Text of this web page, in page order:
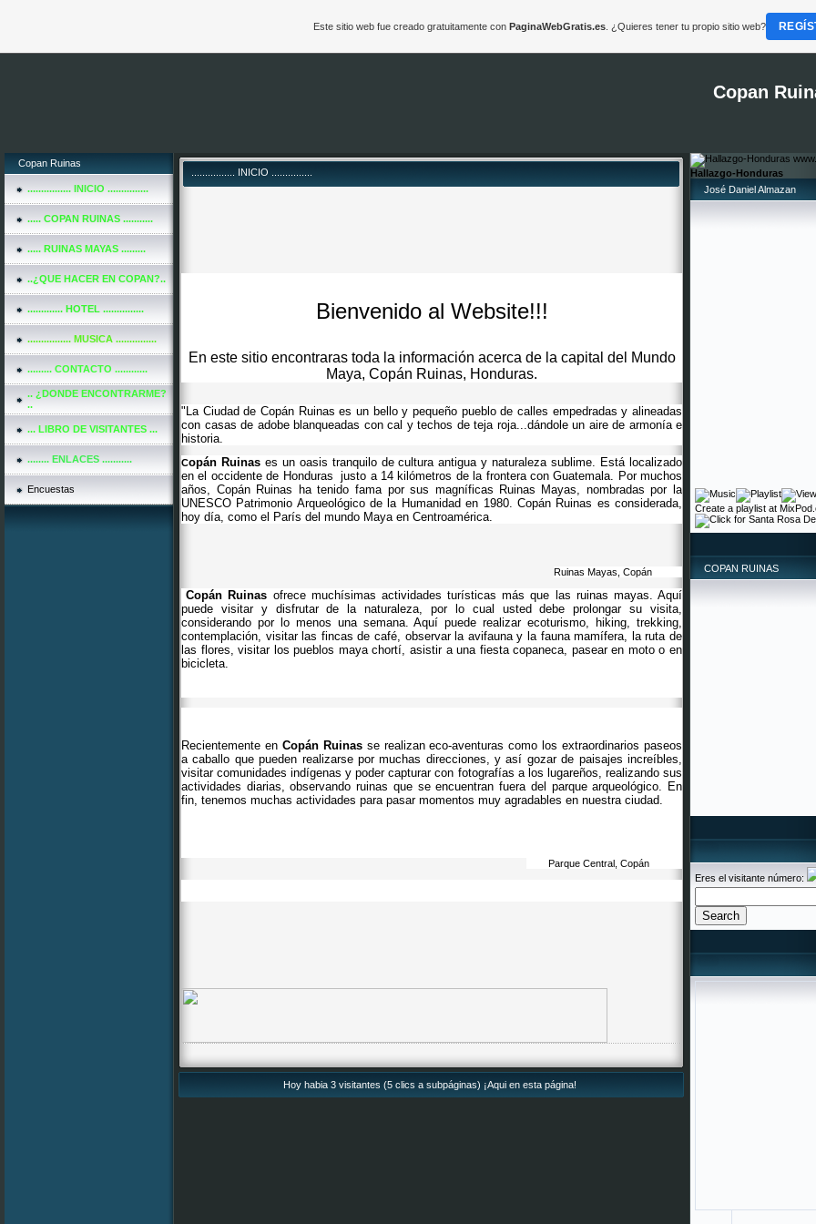
Copan
Copan Ruinas
................ INICIO ...............
..... COPAN RUINAS ...........
..... RUINAS MAYAS .........
..¿QUE HACER EN COPAN?..
............. HOTEL ...............
................ MUSICA ...............
......... CONTACTO ............
.. ¿DONDE ENCONTRARME?
..
... LIBRO DE VISITANTES ...
........ ENLACES ...........
Encuestas
................ INICIO ...............
Bienvenido al Website!!!
En este sitio encontraras toda la información acerca de la capital del Mundo
Maya, Copán Ruinas, Honduras.
"La Ciudad de Copán Ruinas es un bello y pequeño pueblo de calles empedradas y alineadas
con casas de adobe blanqueadas con cal y techos de teja roja...dándole un aire de armonía e
historia.
Copán Ruinases un oasis tranquilo de cultura antigua y naturaleza sublime. Está localizado
en el occidente de Honduras justo a 14 kilómetros de la frontera con Guatemala. Por muchos
años, Copán Ruinas ha tenido fama por sus magníficas Ruinas Mayas, nombradas por la
UNESCO Patrimonio Arqueológico de la Humanidad en 1980. Copán Ruinas es considerada,
hoy día, como el París del mundo Maya en Centroamérica.
Ruinas Mayas, Copán
Copán Ruinas ofrece muchísimas actividades turísticas más que las ruinas mayas. Aquí
puede visitar y disfrutar de la naturaleza, por lo cual usted debe prolongar su visita,
considerando por lo menos una semana. Aquí puede realizar ecoturismo, hiking, trekking,
contemplación, visitar las fincas de café, observar la avifauna y la fauna mamífera, la ruta de
las flores, visitar los pueblos maya chortí, asistir a una fiesta copaneca, pasear en moto o en
bicicleta.
Recientemente en Copán Ruinasse realizan eco-aventuras como los extraordinarios paseos
a caballo que pueden realizarse por muchas direcciones, y así gozar de paisajes increíbles,
visitar comunidades indígenas y poder capturar con fotografías a los lugareños, realizando sus
actividades diarias, observando ruinas que se encuentran fuera del parque arqueológico. En
fin, tenemos muchas actividades para pasar momentos muy agradables en nuestra ciudad.
Parque Central, Copán
Hoy habia 3 visitantes (5 clics a subpáginas) ¡Aqui en esta página!
Hallazgo-Honduras
José Daniel Almazan
Create a playlist at
COPAN RUINAS
Eres el visitante número:
Este sitio web fue creado gratuitamente con PaginaWebGratis.es. ¿Quieres tener tu propio sitio web?